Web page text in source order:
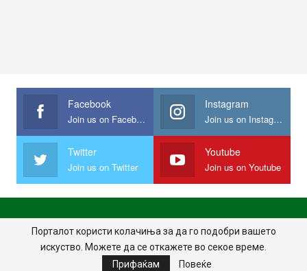
Facebook
Join us on Facebook
Instagram
Join us on Instagram
Twitter
Join us on Twitter
Youtube
Join us on Youtube
ПОЧЕТНА ПОЛИТИКА НА ПРИВАТНОСТ
ИМПРЕСУМ
ПРАВИЛА НА КОРИСТЕЊЕ
Порталот користи колачиња за да го подобри вашето
искуство. Можете да се откажете во секое време.
Прифаќам
Повеќе